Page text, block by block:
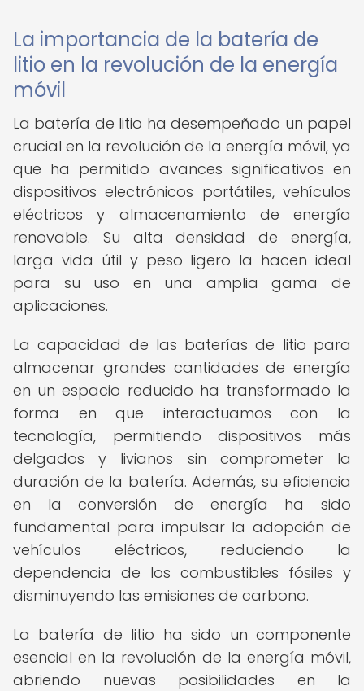
La importancia de la batería de
litio en la revolución de la energía
móvil
La batería de litio ha desempeñado un papel
crucial en la revolución de la energía móvil, ya
que ha permitido avances significativos en
dispositivos electrónicos portátiles, vehículos
eléctricos y almacenamiento de energía
renovable. Su alta densidad de energía,
larga vida útil y peso ligero la hacen ideal
para su uso en una amplia gama de
aplicaciones.
La capacidad de las baterías de litio para
almacenar grandes cantidades de energía
en un espacio reducido ha transformado la
forma en que interactuamos con la
tecnología, permitiendo dispositivos más
delgados y livianos sin comprometer la
duración de la batería. Además, su eficiencia
en la conversión de energía ha sido
fundamental para impulsar la adopción de
vehículos eléctricos, reduciendo la
dependencia de los combustibles fósiles y
disminuyendo las emisiones de carbono.
La batería de litio ha sido un componente
esencial en la revolución de la energía móvil,
abriendo nuevas posibilidades en la